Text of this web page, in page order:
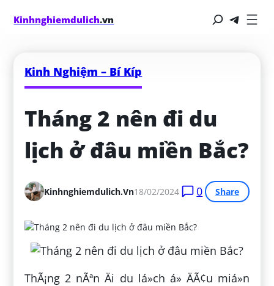
Kinhnghiemdulich.vn
Kinh Nghiệm – Bí Kíp
Tháng 2 nên đi du
lịch ở đâu miền Bắc?
Kinhnghiemdulich.vn18/02/2024 0 Share
ThÃ¡ng 2 nÃªn Äi du lá»ch á» ÄÃ¢u miá»n